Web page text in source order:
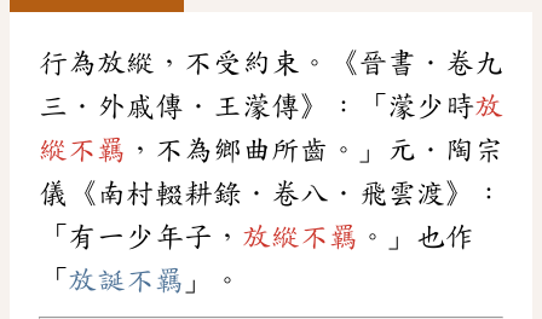
行為放縱，不受約束。《晉書．卷九
三．外戚傳．王濛傳》：「濛少時放
縱不羈 ，不為鄉曲所齒。」元．陶宗
儀《南村輟耕錄．卷八．飛雲渡》：
「有一少年子， 放縱不羈 。」也作
「 放誕不羈 」。